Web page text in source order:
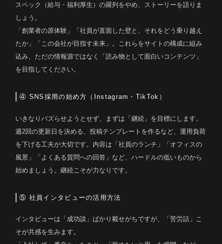
スペック（給与・福利厚生）の羅列をやめ、ストーリーを語りま
しょう。
「創業者の原体験」「社員が直面した壁と、それをどう乗り越え
たか」「この会社が目指す未来」。これらをサイトの構成に組み
込み、ただの情報源ではなく「読み物として面白いコンテンツ」
を目指してください。
④ SNS採用の始め方（Instagram・TikTok）
いきなりバズらせようとせず、まずは「継続」を目標にします。
週2回の更新日を決める、投稿テンプレートを作るなど、運用負荷
を下げる工夫が大切です。内容は「社員のランチ」「オフィスの
風景」「よくある質問への回答」など、ハードルの低いものから
始めましょう。継続こそが力なりです。
⑤ 社員インタビューの活用方法
インタビューは「成功談」ばかり載せがちですが、「苦労話」こ
そが共感を生みます。